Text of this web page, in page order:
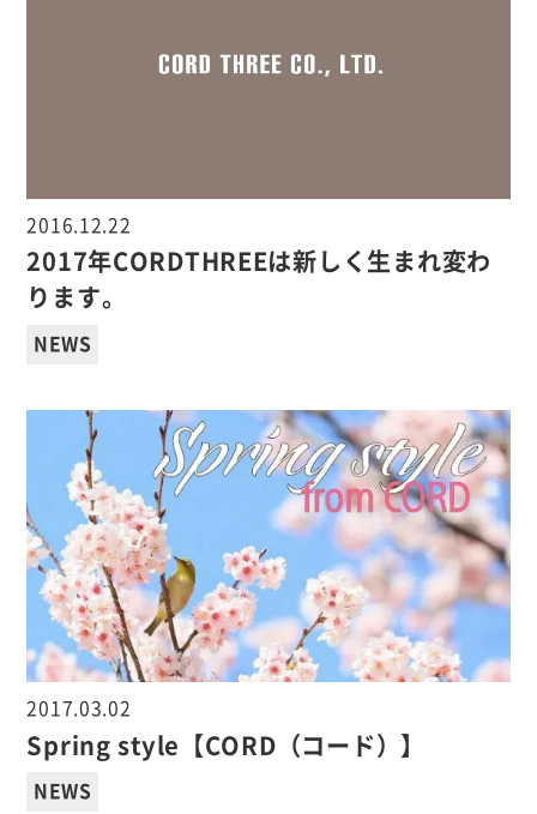
2016.12.22
2017年CORDTHREEは新しく生まれ変わ
ります。
NEWS
2017.03.02
Spring style【CORD（コード）】
NEWS